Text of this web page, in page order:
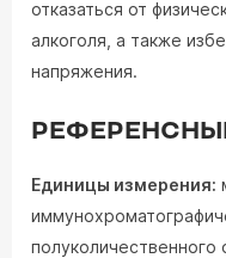
отказаться от
алкоголя, а также
напряжения.
Единицы измерения: